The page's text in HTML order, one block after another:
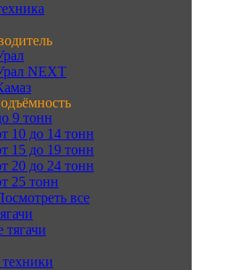
NEXT
9 тонн
10 до 14 тонн
15 до 19 тонн
20 до 24 тонн
25 тонн
все
тягачи
техники